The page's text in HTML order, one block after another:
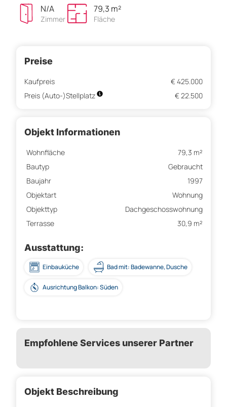
N/A
Zimmer
79,3 m²
Fläche
Preise
Kaufpreis
€ 425.000
Preis (Auto-)Stellplatz
€ 22.500
Objekt Informationen
Wohnfläche
79,3 m²
Bautyp
Gebraucht
Baujahr
1997
Objektart
Wohnung
Objekttyp
Dachgeschosswohnung
Terrasse
30,9 m²
Ausstattung:
Einbauküche Bad mit: Badewanne, Dusche
Ausrichtung Balkon: Süden
Empfohlene Services unserer Partner
Objekt Beschreibung